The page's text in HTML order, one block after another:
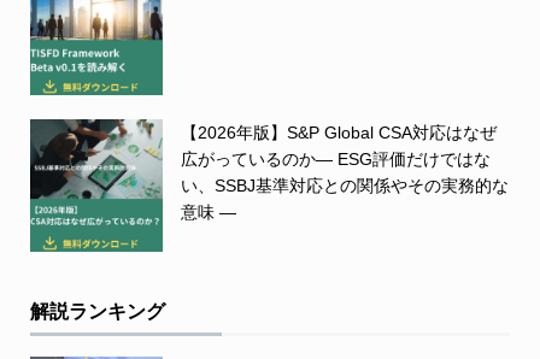
【2026年版】S&P Global CSA対応はなぜ
広がっているのか― ESG評価だけではな
い、SSBJ基準対応との関係やその実務的な
意味 ―
解説ランキング